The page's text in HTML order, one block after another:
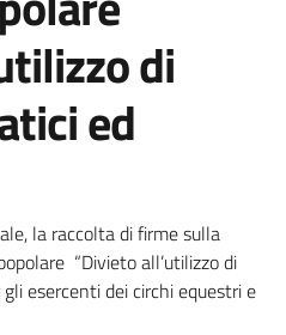
di
ed
la raccolta di firme sulla
“Divieto all’utilizzo di
esercenti dei circhi equestri e